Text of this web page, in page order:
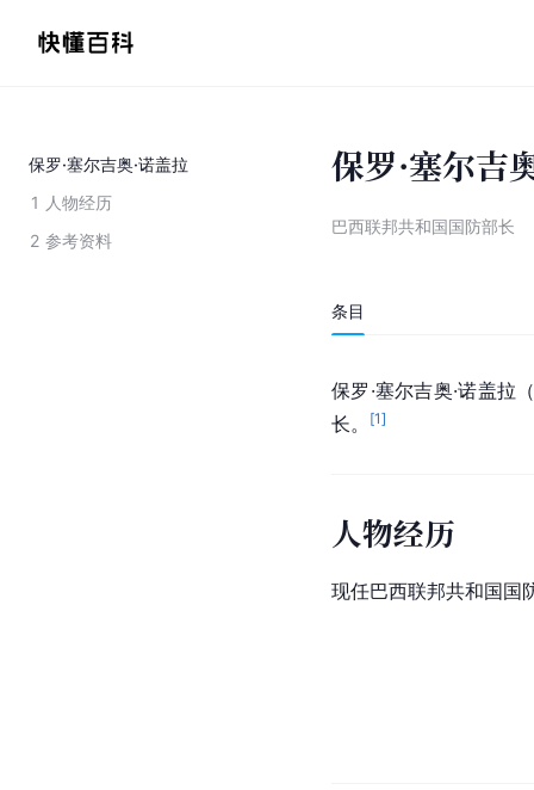
保罗·塞尔吉奥·诺盖拉
1 人物经历
2 参考资料
保罗·塞尔吉
巴西联邦共和国国防部长
条目
保罗·塞尔吉奥·诺盖
长。
[1]
人物经历
现任巴西联邦共和国国